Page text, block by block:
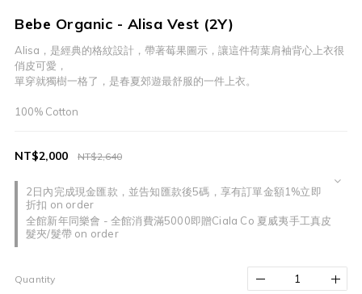
Bebe Organic - Alisa Vest (2Y)
Alisa，是經典的格紋設計，帶著莓果圖示，讓這件荷葉肩袖背心上衣很
俏皮可愛，
單穿就獨樹一格了，是春夏郊遊最舒服的一件上衣。
100% Cotton
2日內完成現金匯款，並告知匯款後5碼，享有訂單金額1%立即
折扣 on order
全館新年同樂會 - 全館消費滿5000即贈Ciala Co 夏威夷手工真皮
髮夾/髮帶 on order
NT$2,640
NT$2,000
Quantity